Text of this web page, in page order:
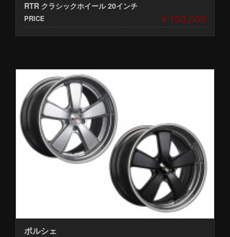
RTR クラシックホイール 20インチ
PRICE ¥ 130,000
ポルシェ